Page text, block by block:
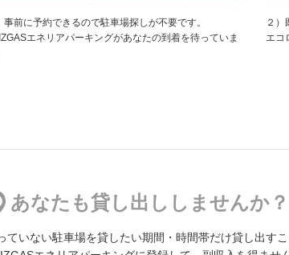
葉台1丁目 第2駐車場
事前に予約できるので駐車場探しが不要です。
エネリアパーキングがあなたの到着を待っていま
２
エコ
あなたも貸し出ししませんか？
ていない駐車場を貸したい期間・時間帯だけ貸し出すこ